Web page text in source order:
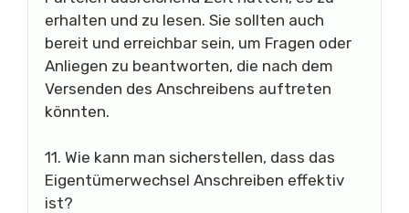
erhalten und zu lesen. Sie sollten auch
bereit und erreichbar sein, um Fragen oder
Anliegen zu beantworten, die nach dem
Versenden des Anschreibens auftreten
könnten.
11. Wie kann man sicherstellen, dass das
Eigentümerwechsel Anschreiben effektiv
ist?